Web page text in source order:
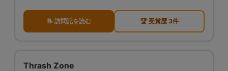
📝 訪問記を読む 🏆 受賞歴 3件
Thrash Zone